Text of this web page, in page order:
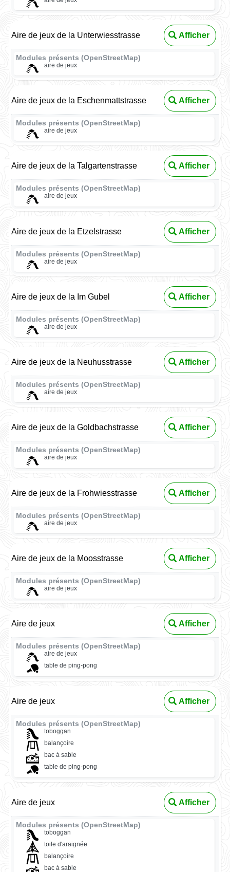
Aire de jeux de la Unterwiesstrasse Afficher
Modules présents (OpenStreetMap)
aire de jeux
Aire de jeux de la Eschenmattstrasse Afficher
Modules présents (OpenStreetMap)
aire de jeux
Aire de jeux de la Talgartenstrasse Afficher
Modules présents (OpenStreetMap)
aire de jeux
Aire de jeux de la Etzelstrasse Afficher
Modules présents (OpenStreetMap)
aire de jeux
Aire de jeux de la Im Gubel Afficher
Modules présents (OpenStreetMap)
aire de jeux
Aire de jeux de la Neuhusstrasse Afficher
Modules présents (OpenStreetMap)
aire de jeux
Aire de jeux de la Goldbachstrasse Afficher
Modules présents (OpenStreetMap)
aire de jeux
Aire de jeux de la Frohwiesstrasse Afficher
Modules présents (OpenStreetMap)
aire de jeux
Aire de jeux de la Moosstrasse Afficher
Modules présents (OpenStreetMap)
aire de jeux
Aire de jeux Afficher
Modules présents (OpenStreetMap)
aire de jeux
table de ping-pong
Aire de jeux Afficher
Modules présents (OpenStreetMap)
toboggan
balançoire
bac à sable
table de ping-pong
Aire de jeux Afficher
Modules présents (OpenStreetMap)
toboggan
toile d'araignée
balançoire
bac à sable